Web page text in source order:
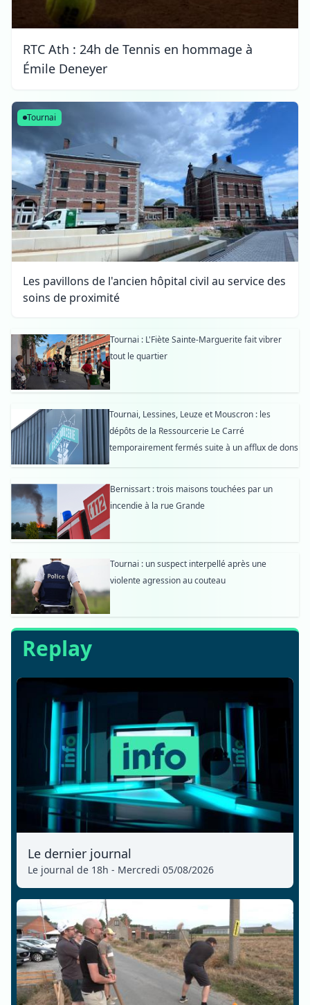
RTC Ath : 24h de Tennis en hommage à
Émile Deneyer
Tournai
Les pavillons de l'ancien hôpital civil au service des
soins de proximité
Tournai : L'Fiète Sainte-Marguerite fait vibrer
tout le quartier
Tournai, Lessines, Leuze et Mouscron : les
dépôts de la Ressourcerie Le Carré
temporairement fermés suite à un afflux de dons
Bernissart : trois maisons touchées par un
incendie à la rue Grande
Tournai : un suspect interpellé après une
violente agression au couteau
Replay
Le dernier journal
Le journal de 18h - Mercredi 05/08/2026